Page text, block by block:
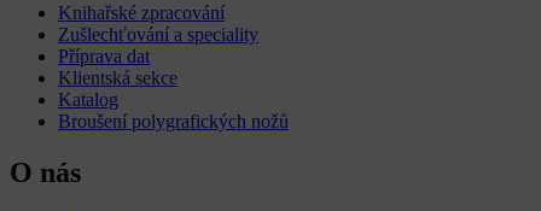
Knihařské zpracování
Zušlechťování a speciality
Příprava dat
Klientská sekce
Katalog
Broušení polygrafických nožů
O nás